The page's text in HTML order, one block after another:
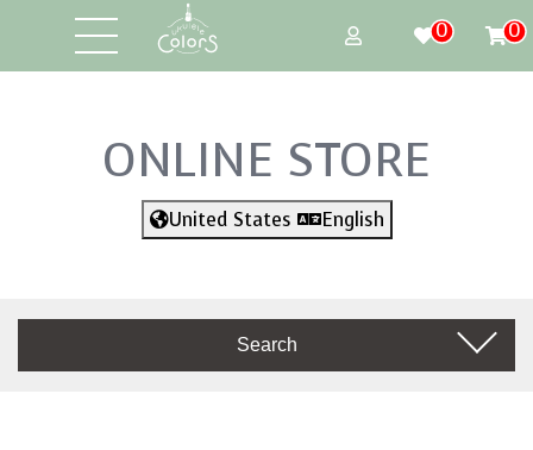
0 0
ONLINE STORE
United States English
Search